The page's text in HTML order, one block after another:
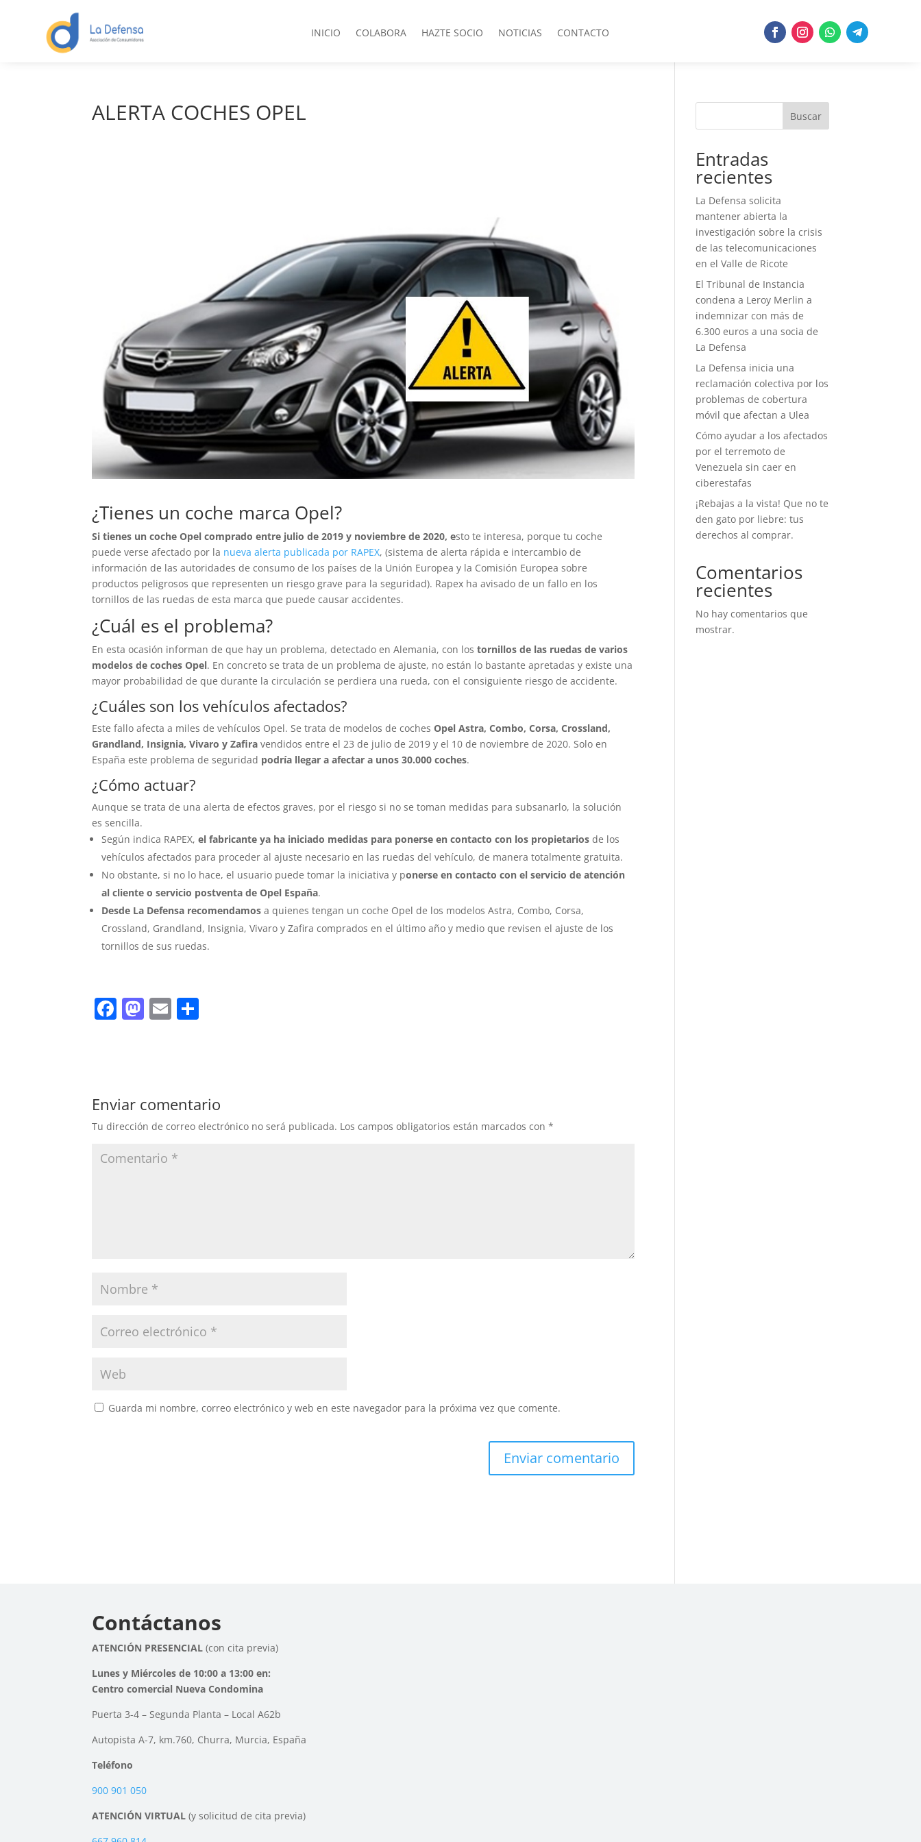
INICIO COLABORA HAZTE SOCIO NOTICIAS CONTACTO
ALERTA COCHES OPEL
¿Tienes un coche marca Opel?
Si tienes un coche Opel comprado entre julio de 2019 y noviembre de 2020, esto te interesa, porque tu coche
puede verse afectado por la nueva alerta publicada por RAPEX,(sistema de alerta rápida e intercambio de
información de las autoridades de consumo de los países de la Unión Europea y la Comisión Europea sobre
productos peligrosos que representen un riesgo grave para la seguridad). Rapex ha avisado de un fallo en los
tornillos de las ruedas de esta marca que puede causar accidentes.
¿Cuál es el problema?
En esta ocasión informan de que hay un problema, detectado en Alemania, con los tornillos de las ruedas de varios
modelos de coches Opel. En concreto se trata de un problema de ajuste, no están lo bastante apretadas y existe una
mayor probabilidad de que durante la circulación se perdiera una rueda, con el consiguiente riesgo de accidente.
¿Cuáles son los vehículos afectados?
Este fallo afecta a miles de vehículos Opel. Se trata de modelos de coches Opel Astra, Combo, Corsa, Crossland,
Grandland, Insignia, Vivaro y Zafiravendidos entre el 23 de julio de 2019 y el 10 de noviembre de 2020. Solo en
España este problema de seguridad podría llegar a afectar a unos 30.000 coches.
¿Cómo actuar?
Aunque se trata de una alerta de efectos graves, por el riesgo si no se toman medidas para subsanarlo, la solución
es sencilla.
Según indica RAPEX,el fabricante ya ha iniciado medidas para ponerse en contacto con los propietarios de los
vehículos afectados para proceder al ajuste necesario en las ruedas del vehículo, de manera totalmente gratuita.
No obstante, si no lo hace, el usuario puede tomar la iniciativa y ponerse en contacto con el servicio de atención
al cliente o servicio postventa de Opel España.
Desde La Defensa recomendamos a quienes tengan un coche Opel de los modelos Astra, Combo, Corsa,
Crossland, Grandland, Insignia, Vivaro y Zafira comprados en el último año y medio que revisen el ajuste de los
tornillos de sus ruedas.
F
a
b
o
o
k
M
a
d
o
n
E
m
ar
tir
Enviar comentario
Tu dirección de correo electrónico no será publicada. Los campos obligatorios están marcados con*
Guarda mi nombre, correo electrónico y web en este navegador para la próxima vez que comente.
Buscar
Entradas
recientes
La Defensa solicita
mantener abierta la
investigación sobre la crisis
de las telecomunicaciones
en el Valle de Ricote
El Tribunal de Instancia
condena a Leroy Merlin a
indemnizar con más de
6.300 euros a una socia de
La Defensa
La Defensa inicia una
reclamación colectiva por los
problemas de cobertura
móvil que afectan a Ulea
Cómo ayudar a los afectados
por el terremoto de
Venezuela sin caer en
ciberestafas
¡Rebajas a la vista! Que no te
den gato por liebre: tus
derechos al comprar.
Comentarios
recientes
No hay comentarios que
mostrar.
Contáctanos
ATENCIÓN PRESENCIAL(con cita previa)
Lunes y Miércoles de 10:00 a 13:00 en:
Centro comercial Nueva Condomina
Puerta 3-4 – Segunda Planta – Local A62b
Autopista A-7, km.760, Churra, Murcia, España
Teléfono
900 901 050
ATENCIÓN VIRTUAL(y solicitud de cita previa)